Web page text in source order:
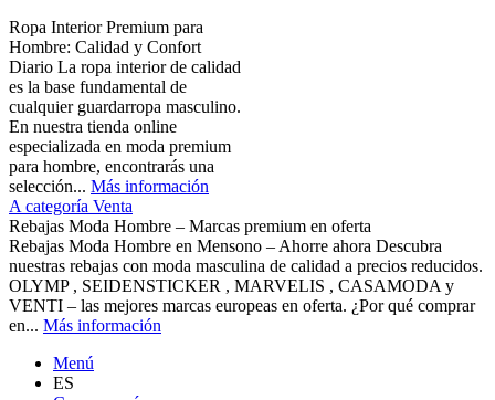
Ropa Interior Premium para
Hombre: Calidad y Confort
Diario La ropa interior de calidad
es la base fundamental de
cualquier guardarropa masculino.
En nuestra tienda online
especializada en moda premium
para hombre, encontrarás una
selección... Más información
A categoría Venta
Rebajas Moda Hombre – Marcas premium en oferta
Rebajas Moda Hombre en Mensono – Ahorre ahora Descubra
nuestras rebajas con moda masculina de calidad a precios reducidos.
OLYMP , SEIDENSTICKER , MARVELIS , CASAMODA y
VENTI – las mejores marcas europeas en oferta. ¿Por qué comprar
en... Más información
Menú
ES